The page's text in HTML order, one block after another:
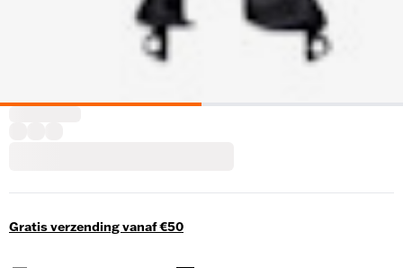
Gratis verzending vanaf €50